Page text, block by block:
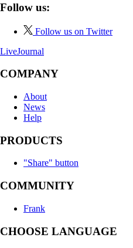
Follow us:
Follow us on Twitter
LiveJournal
COMPANY
About
News
Help
PRODUCTS
"Share" button
COMMUNITY
Frank
CHOOSE LANGUAGE